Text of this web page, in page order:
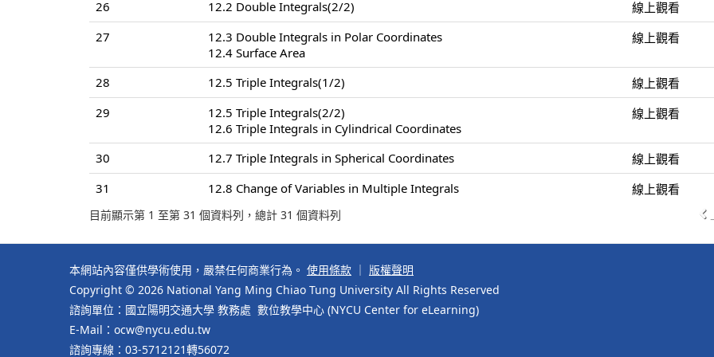
26 12.2 Double Integrals(2/2)
線上觀看
27
12.3 Double Integrals in Polar Coordinates
12.4 Surface Area
線上觀看
28 12.5 Triple Integrals(1/2)
線上觀看
29
12.5 Triple Integrals(2/2)
12.6 Triple Integrals in Cylindrical Coordinates
線上觀看
30 12.7 Triple Integrals in Spherical Coordinates
線上觀看
31
12.8 Change of Variables in Multiple Integrals 線上觀看
目前顯示第 1 至第 31 個資料列，總計 31 個資料列
本網站內容僅供學術使用，嚴禁任何商業行為。 使用條款
版權聲明
Copyright © 2026 National Yang Ming Chiao Tung University All Rights Reserved
諮詢單位：國立陽明交通大學 教務處 數位教學中心 (NYCU Center for eLearning)
E-Mail：ocw@nycu.edu.tw
諮詢專線：03-5712121轉56072